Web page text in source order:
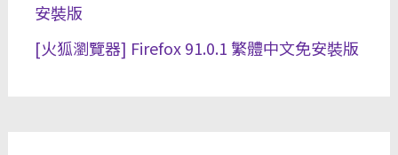
安裝版
[火狐瀏覽器] Firefox 91.0.1 繁體中文免安裝版